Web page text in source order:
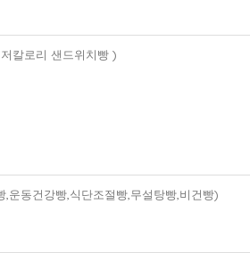
칼로리 샌드위치빵 )
동건강빵,식단조절빵,무설탕빵,비건빵)